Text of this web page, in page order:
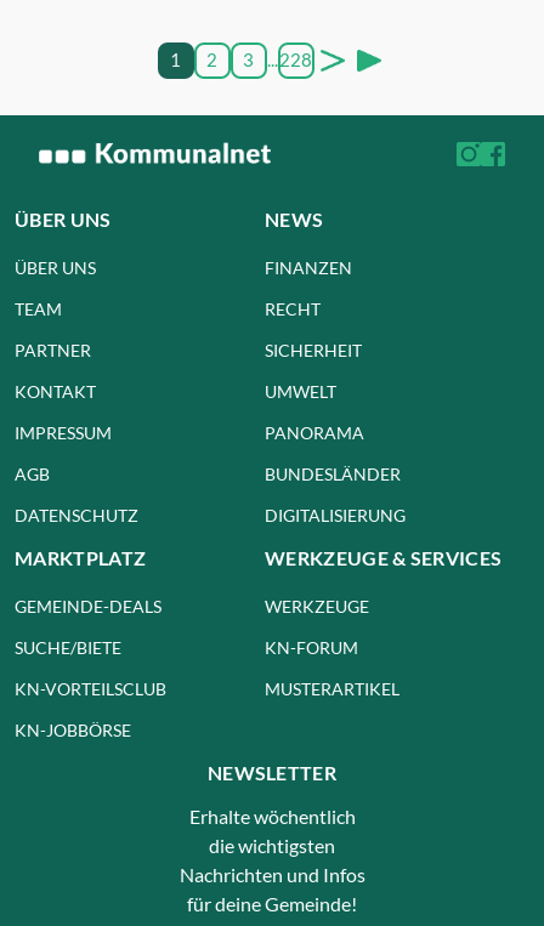
1 2 3 ...228
ÜBER UNS
ÜBER UNS
TEAM
PARTNER
KONTAKT
IMPRESSUM
AGB
DATENSCHUTZ
NEWS
FINANZEN
RECHT
SICHERHEIT
UMWELT
PANORAMA
BUNDESLÄNDER
DIGITALISIERUNG
MARKTPLATZ
GEMEINDE-DEALS
SUCHE/BIETE
KN-VORTEILSCLUB
KN-JOBBÖRSE
WERKZEUGE & SERVICES
WERKZEUGE
KN-FORUM
MUSTERARTIKEL
NEWSLETTER
Erhalte wöchentlich
die wichtigsten
Nachrichten und Infos
für deine Gemeinde!